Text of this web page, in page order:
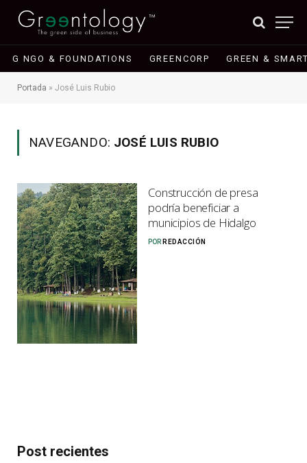
G NGO & FOUNDATIONS GREENCORP GREEN &
Portada » José Luis Rubio
NAVEGANDO: JOSÉ LUIS RUBIO
Construcción de presa
podría beneficiar a
municipios de Hidalgo
POR REDACCIÓN
Post recientes